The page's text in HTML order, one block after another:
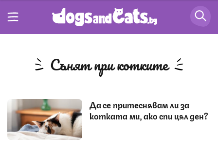
сънят при котките
Да се притеснявам ли за
котката ми, ако спи цял ден?